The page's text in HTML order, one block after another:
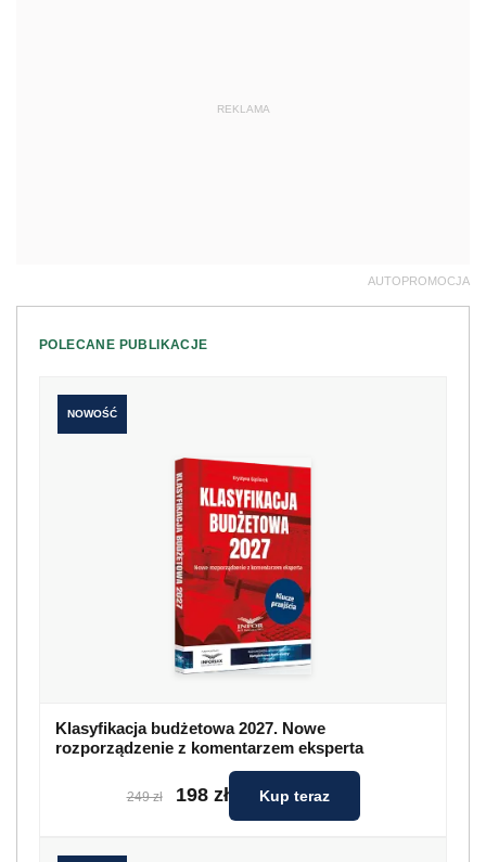
REKLAMA
AUTOPROMOCJA
POLECANE PUBLIKACJE
NOWOŚĆ
Klasyfikacja budżetowa 2027. Nowe
rozporządzenie z komentarzem eksperta
249 zł 198 zł Kup teraz